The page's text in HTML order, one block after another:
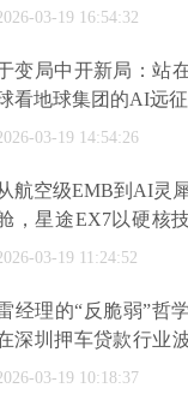
03-19 16:54:32
变局中开新局：站
看地球集团的AI远征
03-19 14:54:26
航空级EMB到AI灵
，星途EX7以硬核
启盲订
03-19 11:24:52
经理的“反脆弱”哲学
深圳押车贷款行业
与客户共成长
03-19 10:18:37